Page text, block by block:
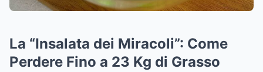
La “Insalata dei Miracoli”: Come
Perdere Fino a 23 Kg di Grasso